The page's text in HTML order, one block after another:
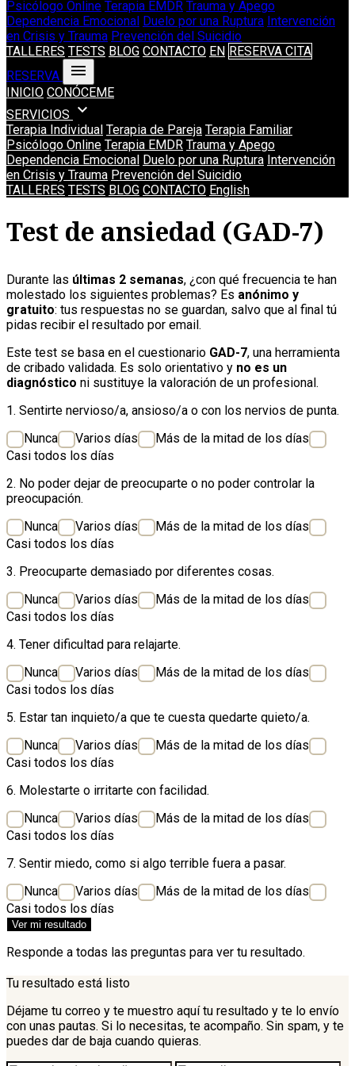
Psicólogo Online Terapia EMDR Trauma y Apego
Dependencia Emocional Duelo por una Ruptura Intervención
en Crisis y Trauma Prevención del Suicidio
TALLERES TESTS BLOG CONTACTO EN RESERVA CITA
RESERVA
menu
INICIO CONÓCEME
SERVICIOS expand_more
Terapia Individual Terapia de Pareja Terapia Familiar
Psicólogo Online Terapia EMDR Trauma y Apego
Dependencia Emocional Duelo por una Ruptura Intervención
en Crisis y Trauma Prevención del Suicidio
TALLERES TESTS BLOG CONTACTO English
Test de ansiedad (GAD-7)
Durante las últimas 2 semanas, ¿con qué frecuencia te han
molestado los siguientes problemas? Es anónimo y
gratuito: tus respuestas no se guardan, salvo que al final tú
pidas recibir el resultado por email.
Este test se basa en el cuestionario GAD-7, una herramienta
de cribado validada. Es solo orientativo y no es un
diagnóstico ni sustituye la valoración de un profesional.
1. Sentirte nervioso/a, ansioso/a o con los nervios de punta.
Nunca
Varios días
Más de la mitad de los días
Casi todos los días
2. No poder dejar de preocuparte o no poder controlar la
preocupación.
Nunca
Varios días
Más de la mitad de los días
Casi todos los días
3. Preocuparte demasiado por diferentes cosas.
Nunca
Varios días
Más de la mitad de los días
Casi todos los días
4. Tener dificultad para relajarte.
Nunca
Varios días
Más de la mitad de los días
Casi todos los días
5. Estar tan inquieto/a que te cuesta quedarte quieto/a.
Nunca
Varios días
Más de la mitad de los días
Casi todos los días
6. Molestarte o irritarte con facilidad.
Nunca
Varios días
Más de la mitad de los días
Casi todos los días
7. Sentir miedo, como si algo terrible fuera a pasar.
Nunca
Varios días
Más de la mitad de los días
Casi todos los días
Ver mi resultado
Responde a todas las preguntas para ver tu resultado.
Tu resultado está listo
Déjame tu correo y te muestro aquí tu resultado y te lo envío
con unas pautas. Si lo necesitas, te acompaño. Sin spam, y te
puedes dar de baja cuando quieras.